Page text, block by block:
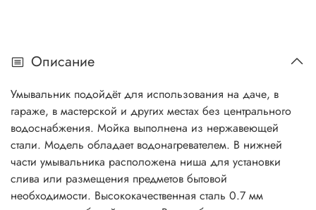
Описание
Умывальник подойдёт для использования на даче, в
гараже, в мастерской и других местах без центрального
водоснабжения. Мойка выполнена из нержавеющей
стали. Модель обладает водонагревателем. В нижней
части умывальника расположена ниша для установки
слива или размещения предметов бытовой
необходимости. Высококачественная сталь 0.7 мм